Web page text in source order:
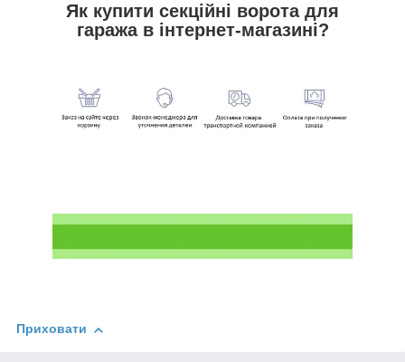
Як купити секційні ворота для
гаража в інтернет-магазині?
Приховати